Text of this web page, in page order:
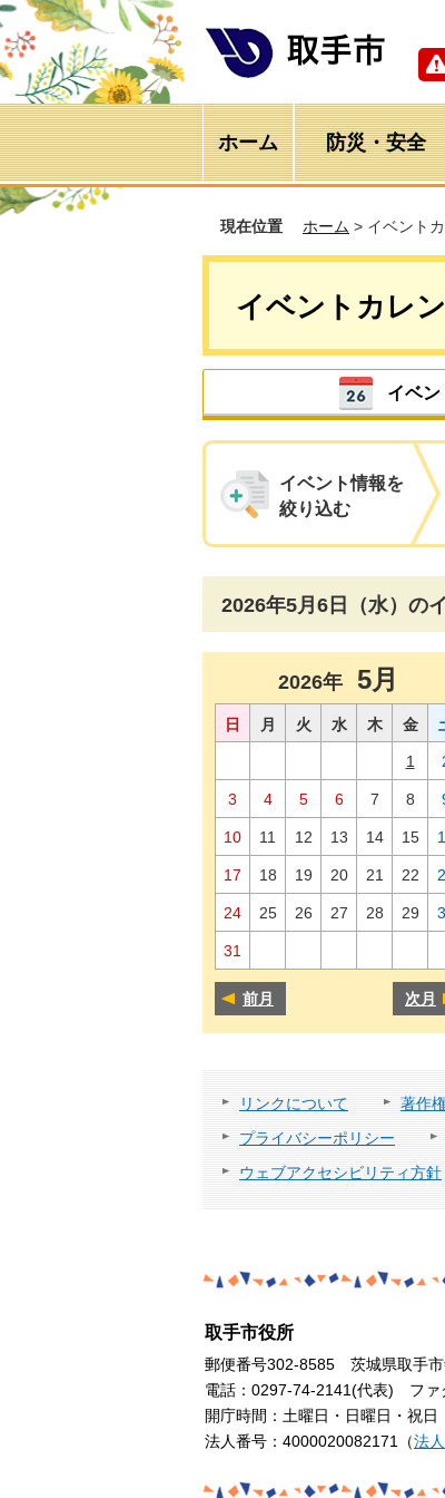
ホーム 防災・安全
現在位置 ホーム > イベント
イベントカレ
イベ
イベント情報を
絞り込む
2026年5月6日（水）の
2026年 5月
日 月 火 水 木 金
1
3 4 5 6 7 8
10 11 12 13 14 15
17 18 19 20 21 22
24 25 26 27 28 29
31
前月 次月
リンクについて 著作
プライバシーポリシー
ウェブアクセシビリティ方針
取手市役所
郵便番号302-8585 茨城県取手
電話：0297-74-2141(代表) ファ
開庁時間：土曜日・日曜日・祝
法人番号：4000020082171（法